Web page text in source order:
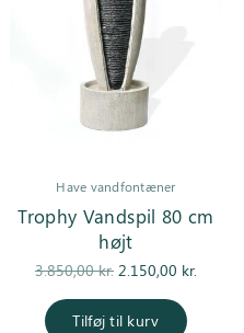
Have vandfontæner
Trophy Vandspil 80 cm
højt
3.850,00kr.
Den
oprindelige
pris var:
2.150,00 kr.
Tilføj til kurv